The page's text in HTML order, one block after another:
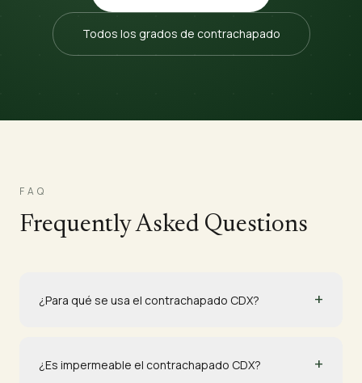
Todos los grados de contrachapado
FAQ
Frequently Asked Questions
¿Para qué se usa el contrachapado CDX? +
¿Es impermeable el contrachapado CDX? +